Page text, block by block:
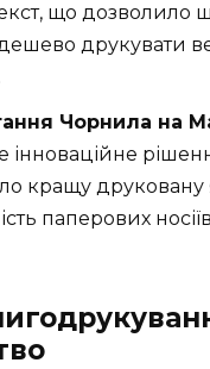
що дозволило
друкувати
Чорнила на
інноваційне
кращу друковану
паперових